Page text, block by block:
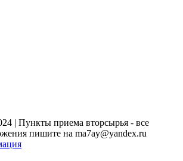
| Пункты приема вторсырья - все
пишите на ma7ay@yandex.ru